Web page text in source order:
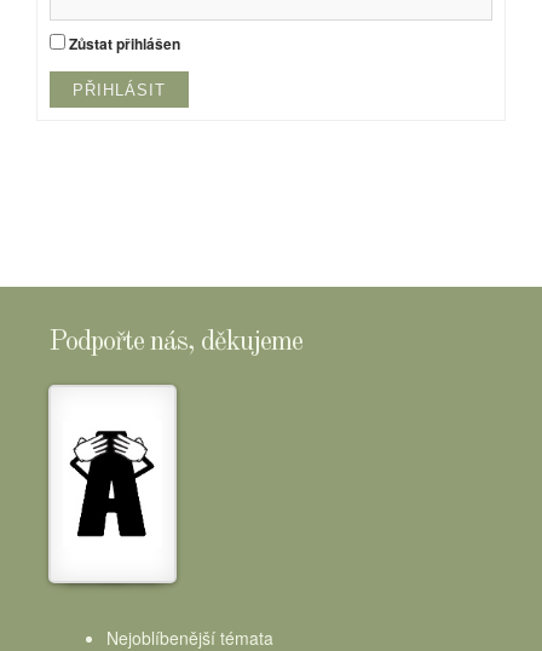
Zůstat přihlášen
PŘIHLÁSIT
Podpořte nás, děkujeme
Nejoblíbenější témata